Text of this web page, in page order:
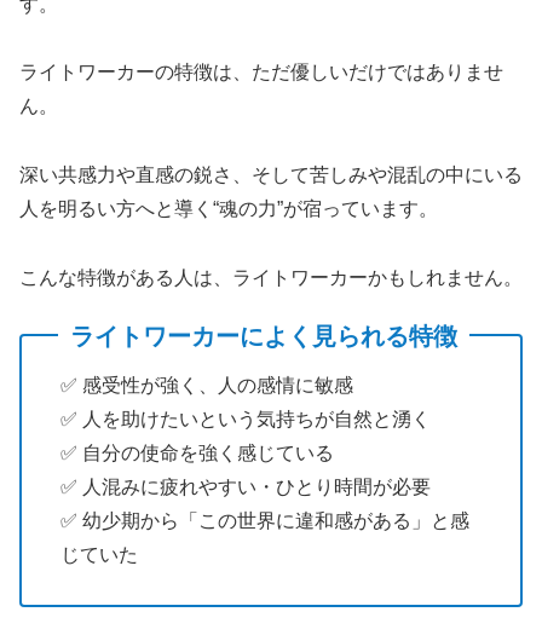
ライトワーカーの特徴は、ただ優しいだけではありませ
ん。
深い共感力や直感の鋭さ、そして苦しみや混乱の中にいる
人を明るい方へと導く“魂の力”が宿っています。
こんな特徴がある人は、ライトワーカーかもしれません。
ライトワーカーによく見られる特徴
✅️ 感受性が強く、人の感情に敏感
✅️ 人を助けたいという気持ちが自然と湧く
✅️ 自分の使命を強く感じている
✅️ 人混みに疲れやすい・ひとり時間が必要
✅️ 幼少期から「この世界に違和感がある」と感
じていた